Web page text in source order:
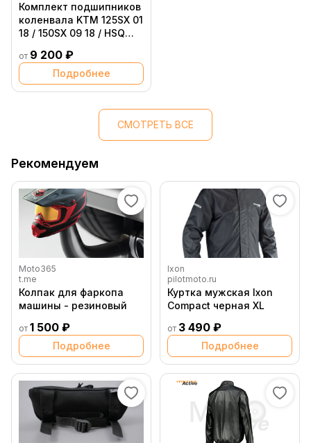
Комплект подшипников
коленвала KTM 125SX 01
18 / 150SX 09 18 / HSQ
от 9 200 ₽
Подробнее
СМОТРЕТЬ ВСЕ
Рекомендуем
Moto365
t.me
Колпак для фаркопа
машины - резиновый
от 1 500 ₽
Подробнее
Ixon
pilotmoto.ru
Куртка мужская Ixon
Compact черная XL
от 3 490 ₽
Подробнее